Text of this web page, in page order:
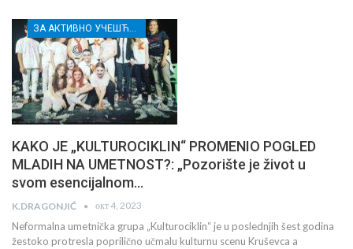
KAKO JE „KULTUROCIKLIN“ PROMENIO POGLED
MLADIH NA UMETNOST?: „Pozorište je život u
svom esencijalnom…
K.DRAGONJIĆ окт 4, 2023
Neformalna umetnička grupa „Kulturociklin“ je u poslednjih šest godina
žestoko protresla poprilično učmalu kulturnu scenu Kruševca a